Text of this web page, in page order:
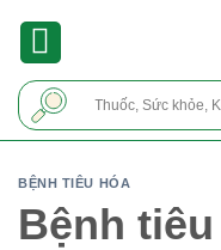
BỆNH TIÊU HÓA
Bệnh